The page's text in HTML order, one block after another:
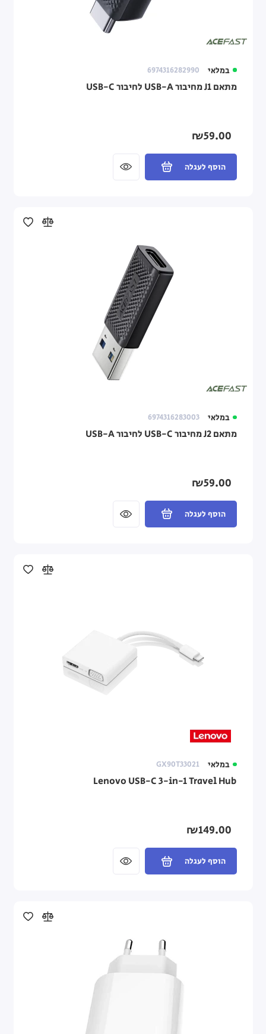
במלאי 6974316282990
מתאם J1 מחיבור USB-A לחיבור USB-C
₪59.00
הוסף לעגלה
במלאי 6974316283003
מתאם J2 מחיבור USB-C לחיבור USB-A
₪59.00
הוסף לעגלה
במלאי GX90T33021
Lenovo USB-C 3-in-1 Travel Hub
₪149.00
הוסף לעגלה